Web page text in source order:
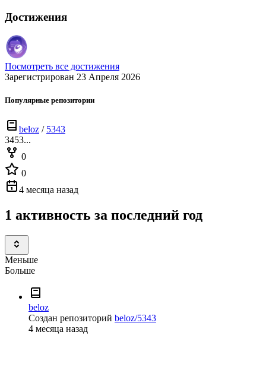
Достижения
Посмотреть все достижения
Зарегистрирован 23 Апреля 2026
Популярные репозитории
beloz / 5343
3453...
0
0
4 месяца назад
1 активность за последний год
Меньше
Больше
beloz
Создан репозиторий beloz/5343
4 месяца назад